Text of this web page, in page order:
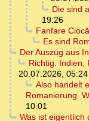
Die sind
19:26
Fanfare
Es sind
Der Auszug aus
Richtig. Indien,
20.07.2026, 05:24
Also handelt
Romanierung.
10:01
Was ist eigentlich